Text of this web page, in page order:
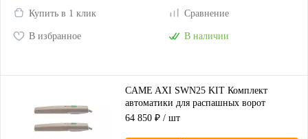
Купить в 1 клик Сравнение
В избранное В наличии
CAME AXI SWN25 KIT Комплект
автоматики для распашных ворот
(корпус серый)
64 850 ₽ / шт